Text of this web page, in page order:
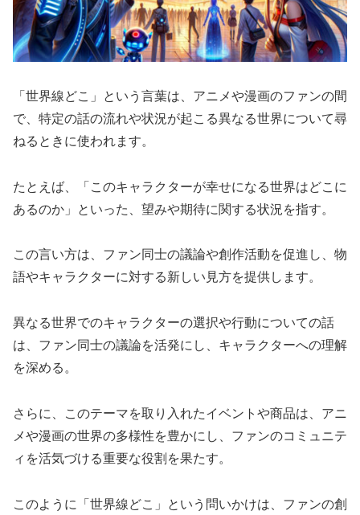
「世界線どこ」という言葉は、アニメや漫画のファンの間
で、特定の話の流れや状況が起こる異なる世界について尋
ねるときに使われます。
たとえば、「このキャラクターが幸せになる世界はどこに
あるのか」といった、望みや期待に関する状況を指す。
この言い方は、ファン同士の議論や創作活動を促進し、物
語やキャラクターに対する新しい見方を提供します。
異なる世界でのキャラクターの選択や行動についての話
は、ファン同士の議論を活発にし、キャラクターへの理解
を深める。
さらに、このテーマを取り入れたイベントや商品は、アニ
メや漫画の世界の多様性を豊かにし、ファンのコミュニテ
ィを活気づける重要な役割を果たす。
このように「世界線どこ」という問いかけは、ファンの創